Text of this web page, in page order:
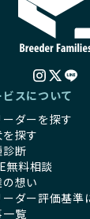
録されている
めの環境づく
がのびのびと
た健康管理ま
切れることが
でのしつけを
のブ
時間をしっか
力を身につけ
います。特に
る場合は、健
クについて丁
、成長に必要
一にした繁殖
視」の詳細はこ
終えたワンち
退犬も家族の
て、引退後も
するなど、ワ
スについて
ーダーを探す
探す
診断
無料相談
想い
ーダー評価基準
覧